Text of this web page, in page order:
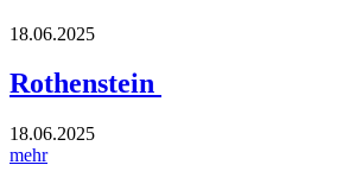
18.06.2025
Rothenstein
18.06.2025
mehr